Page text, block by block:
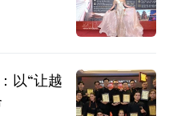
以“让越